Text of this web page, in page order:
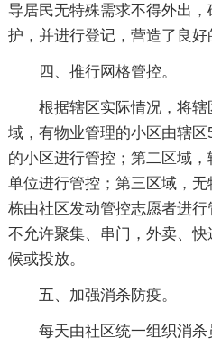
导居民无特殊需求不得外出
护，并进行登记，营造了良好
四、推行网格管控。
根据辖区实际情况，将
域，有物业管理的小区由辖
的小区进行管控；第二区域
单位进行管控；第三区域，
栋由社区发动管控志愿者进
不允许聚集、串门，外卖、
候或投放。
五、加强消杀防疫。
每天由社区统一组织消